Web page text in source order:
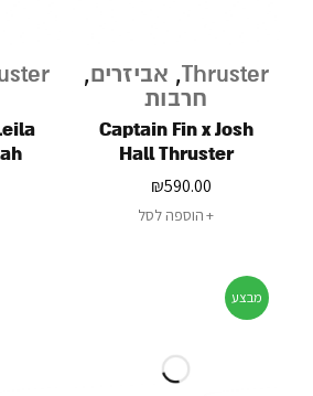
Thruster
, אביזרים,
חרבות
Captain Fin x Josh
Hall Thruster
₪590.00
הוספה לסל
מבצע